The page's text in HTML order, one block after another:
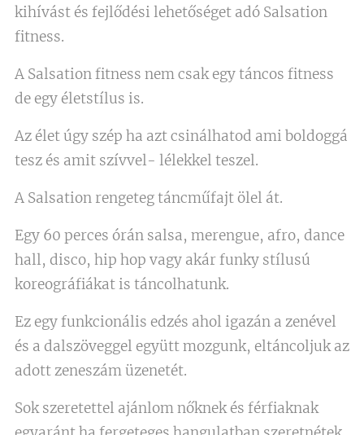
kihívást és fejlődési lehetőséget adó Salsation
fitness.
A Salsation fitness nem csak egy táncos fitness
de egy életstílus is.
Az élet úgy szép ha azt csinálhatod ami boldoggá
tesz és amit szívvel- lélekkel teszel.
A Salsation rengeteg táncműfajt ölel át.
Egy 60 perces órán salsa, merengue, afro, dance
hall, disco, hip hop vagy akár funky stílusú
koreográfiákat is táncolhatunk.
Ez egy funkcionális edzés ahol igazán a zenével
és a dalszöveggel együtt mozgunk, eltáncoljuk az
adott zeneszám üzenetét.
Sok szeretettel ajánlom nőknek és férfiaknak